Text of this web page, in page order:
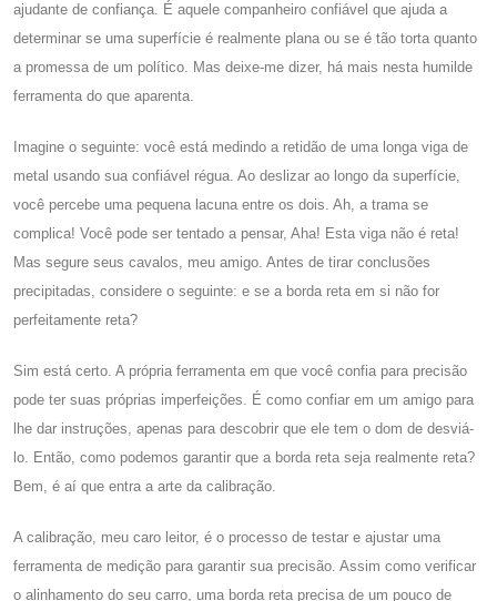
ajudante de confiança. É aquele companheiro confiável que ajuda a
determinar se uma superfície é realmente plana ou se é tão torta quanto
a promessa de um político. Mas deixe-me dizer, há mais nesta humilde
ferramenta do que aparenta.
Imagine o seguinte: você está medindo a retidão de uma longa viga de
metal usando sua confiável régua. Ao deslizar ao longo da superfície,
você percebe uma pequena lacuna entre os dois. Ah, a trama se
complica! Você pode ser tentado a pensar, Aha! Esta viga não é reta!
Mas segure seus cavalos, meu amigo. Antes de tirar conclusões
precipitadas, considere o seguinte: e se a borda reta em si não for
perfeitamente reta?
Sim está certo. A própria ferramenta em que você confia para precisão
pode ter suas próprias imperfeições. É como confiar em um amigo para
lhe dar instruções, apenas para descobrir que ele tem o dom de desviá-
lo. Então, como podemos garantir que a borda reta seja realmente reta?
Bem, é aí que entra a arte da calibração.
A calibração, meu caro leitor, é o processo de testar e ajustar uma
ferramenta de medição para garantir sua precisão. Assim como verificar
o alinhamento do seu carro, uma borda reta precisa de um pouco de